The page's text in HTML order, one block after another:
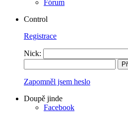
Fórum
Control
Registrace
Nick:
Zapomněl jsem heslo
Doupě jinde
Facebook